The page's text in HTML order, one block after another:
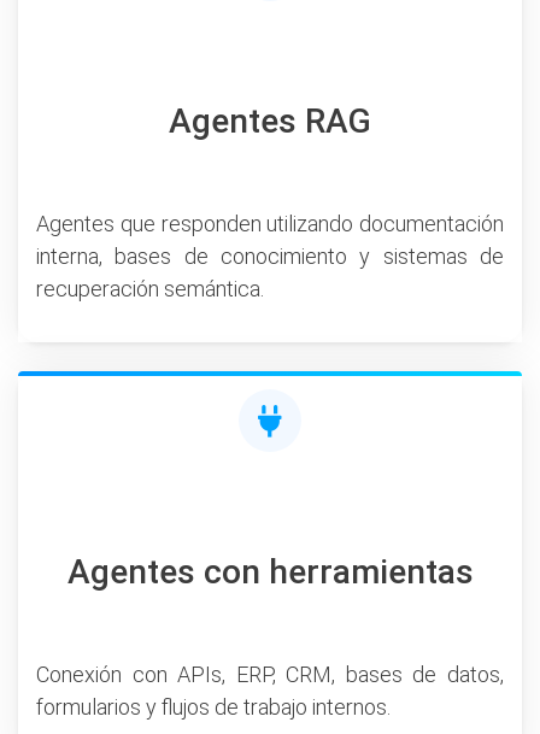
Agentes RAG
Agentes que responden utilizando documentación
interna, bases de conocimiento y sistemas de
recuperación semántica.
Agentes con herramientas
Conexión con APIs, ERP, CRM, bases de datos,
formularios y flujos de trabajo internos.